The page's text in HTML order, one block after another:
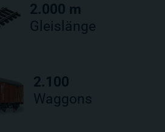
2.000 m
Gleislänge
2.100
Waggons